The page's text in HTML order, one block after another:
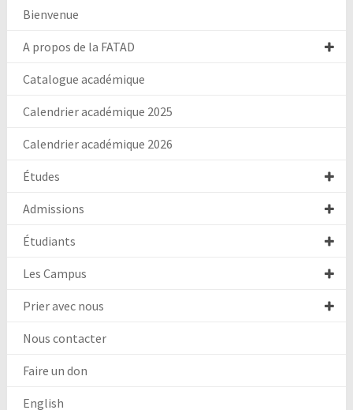
Bienvenue
A propos de la FATAD
Catalogue académique
Calendrier académique 2025
Calendrier académique 2026
Études
Admissions
Étudiants
Les Campus
Prier avec nous
Nous contacter
Faire un don
English